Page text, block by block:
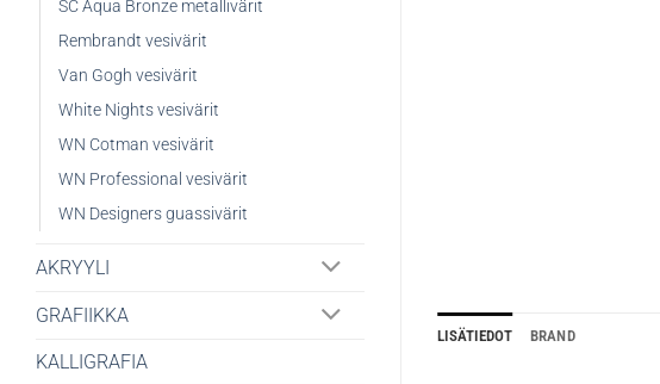
SC Aqua Bronze metallivärit
Rembrandt vesivärit
Van Gogh vesivärit
White Nights vesivärit
WN Cotman vesivärit
WN Professional vesivärit
WN Designers guassivärit
AKRYYLI
GRAFIIKKA
KALLIGRAFIA
LISÄTIEDOT BRAND